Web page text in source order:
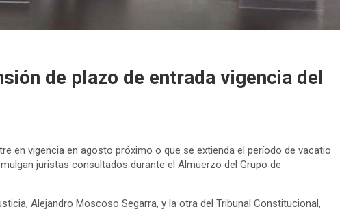
de plazo de entrada vigencia del
en vigencia en agosto próximo o que se extienda el período de vacatio
juristas consultados durante el Almuerzo del Grupo de
Alejandro Moscoso Segarra, y la otra del Tribunal Constitucional,